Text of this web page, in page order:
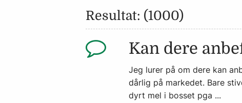
Resultat: (1000)
Kan dere
Jeg lurer på om dere kan
dårlig på markedet. Bare
dyrt mel i bosset pga ...